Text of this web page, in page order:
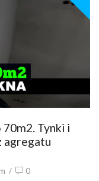
Tynki i
agregatu
/ 0